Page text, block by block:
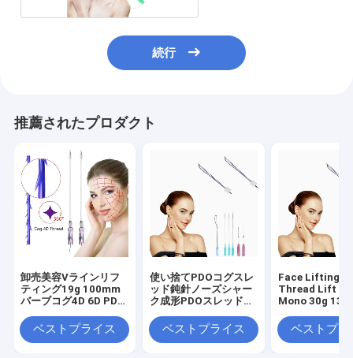
続行
推薦されたプロダクト
卸売美容Vラインリフ
ティング19g 100mm
バーブコグ4D 6D PDO
ベストプライス
使い捨てPDOコグスレ
ッド鈍針ノーズシャー
ク成形PDOスレッドリ
ベストプライス
Face Lifting
Thread Lift
Mono 30g
ベストプラ